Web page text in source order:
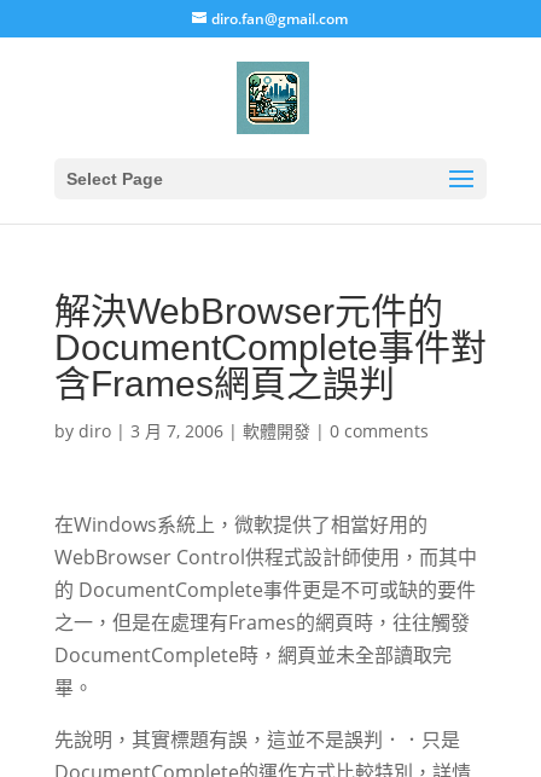
diro.fan@gmail.com
Select Page
解決WebBrowser元件的
DocumentComplete事件對
含Frames網頁之誤判
by diro| 3 月 7, 2006| 軟體開發| 0 comments
在Windows系統上，微軟提供了相當好用的
WebBrowser Control供程式設計師使用，而其中
的 DocumentComplete事件更是不可或缺的要件
之一，但是在處理有Frames的網頁時，往往觸發
DocumentComplete時，網頁並未全部讀取完
畢。
先說明，其實標題有誤，這並不是誤判．．只是